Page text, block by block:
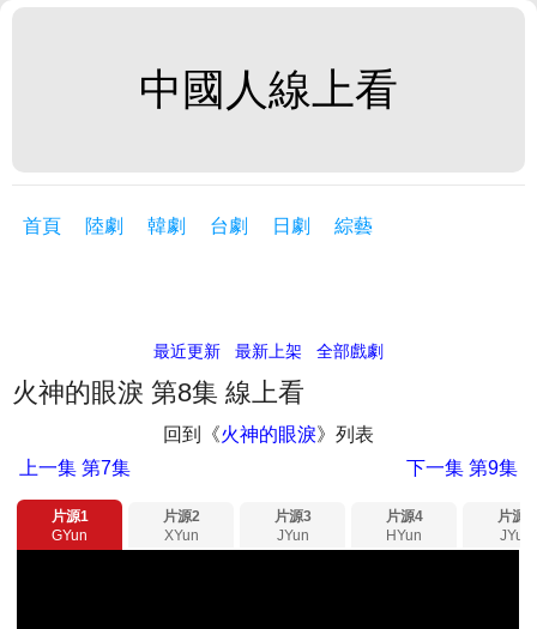
中國人線上看
首頁 陸劇 韓劇 台劇 日劇 綜藝
最近更新 最新上架 全部戲劇
火神的眼淚 第8集 線上看
回到《火神的眼淚》列表
上一集 第7集 下一集第9集
片源1
GYun
片源2
XYun
片源3
JYun
片源4
HYun
片源5
JYun